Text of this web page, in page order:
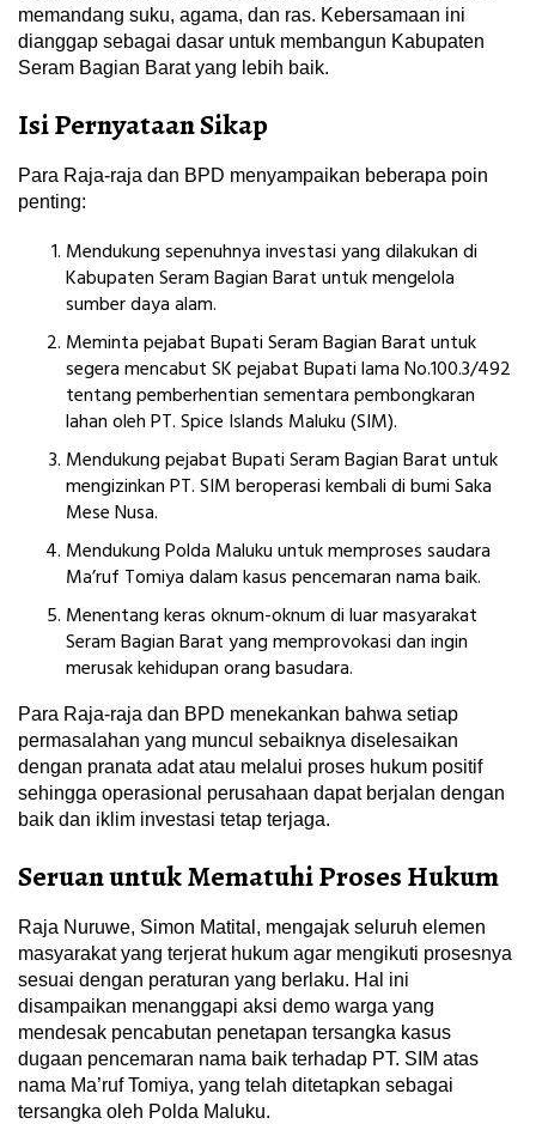
memandang suku, agama, dan ras. Kebersamaan ini
dianggap sebagai dasar untuk membangun Kabupaten
Seram Bagian Barat yang lebih baik.
Isi Pernyataan Sikap
Para Raja-raja dan BPD menyampaikan beberapa poin
penting:
Mendukung sepenuhnya investasi yang dilakukan di
Kabupaten Seram Bagian Barat untuk mengelola
sumber daya alam.
Meminta pejabat Bupati Seram Bagian Barat untuk
segera mencabut SK pejabat Bupati lama No.100.3/492
tentang pemberhentian sementara pembongkaran
lahan oleh PT. Spice Islands Maluku (SIM).
Mendukung pejabat Bupati Seram Bagian Barat untuk
mengizinkan PT. SIM beroperasi kembali di bumi Saka
Mese Nusa.
Mendukung Polda Maluku untuk memproses saudara
Ma’ruf Tomiya dalam kasus pencemaran nama baik.
Menentang keras oknum-oknum di luar masyarakat
Seram Bagian Barat yang memprovokasi dan ingin
merusak kehidupan orang basudara.
Para Raja-raja dan BPD menekankan bahwa setiap
permasalahan yang muncul sebaiknya diselesaikan
dengan pranata adat atau melalui proses hukum positif
sehingga operasional perusahaan dapat berjalan dengan
baik dan iklim investasi tetap terjaga.
Seruan untuk Mematuhi Proses Hukum
Raja Nuruwe, Simon Matital, mengajak seluruh elemen
masyarakat yang terjerat hukum agar mengikuti prosesnya
sesuai dengan peraturan yang berlaku. Hal ini
disampaikan menanggapi aksi demo warga yang
mendesak pencabutan penetapan tersangka kasus
dugaan pencemaran nama baik terhadap PT. SIM atas
nama Ma’ruf Tomiya, yang telah ditetapkan sebagai
tersangka oleh Polda Maluku.